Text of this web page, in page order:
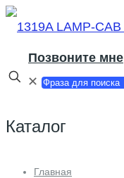
Позвоните мне
✕
Каталог
Главная